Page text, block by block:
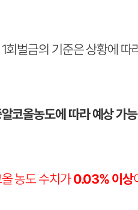
회벌금의 기준은 상황에 따
코올농도에 따라 예상 가능
농도 수치가0.03% 이상